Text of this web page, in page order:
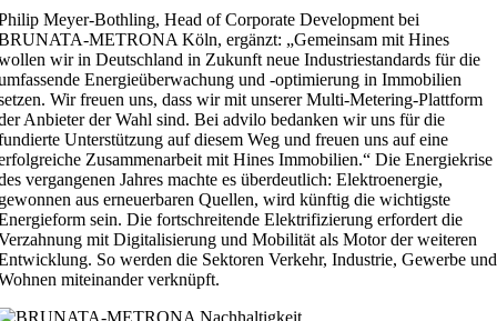
Meyer-Bothling, Head of Corporate Development bei
METRONA Köln, ergänzt: „Gemeinsam mit Hines
wir in Deutschland in Zukunft neue Industriestandards für die
Energieüberwachung und -optimierung in Immobilien
Wir freuen uns, dass wir mit unserer Multi-Metering-Plattform
Anbieter der Wahl sind. Bei advilo bedanken wir uns für die
Unterstützung auf diesem Weg und freuen uns auf eine
Zusammenarbeit mit Hines Immobilien.“ Die Energiekrise
vergangenen Jahres machte es überdeutlich: Elektroenergie,
aus erneuerbaren Quellen, wird künftig die wichtigste
sein. Die fortschreitende Elektrifizierung erfordert die
mit Digitalisierung und Mobilität als Motor der weiteren
So werden die Sektoren Verkehr, Industrie, Gewerbe und
miteinander verknüpft.